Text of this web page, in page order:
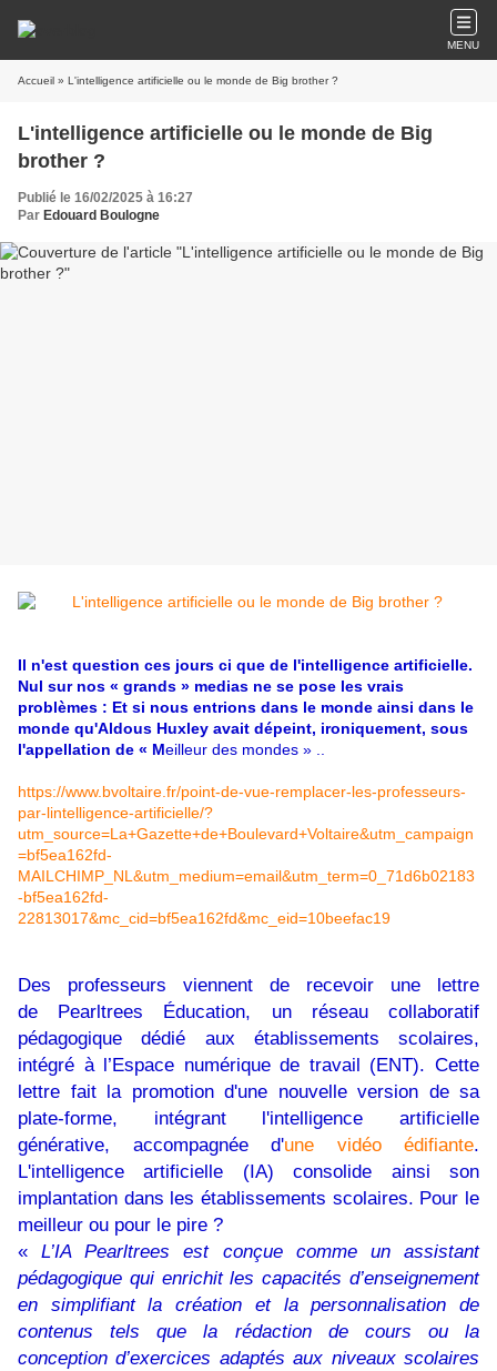
MENU
Accueil » L'intelligence artificielle ou le monde de Big brother ?
L'intelligence artificielle ou le monde de Big
brother ?
Publié le 16/02/2025 à 16:27
Par Edouard Boulogne
Il n'est question ces jours ci que de l'intelligence artificielle.
Nul sur nos « grands » medias ne se pose les vrais
problèmes : Et si nous entrions dans le monde ainsi dans le
monde qu'Aldous Huxley avait dépeint, ironiquement, sous
l'appellation de « Meilleur des mondes » ..
https://www.bvoltaire.fr/point-de-vue-remplacer-les-professeurs-
par-lintelligence-artificielle/?
utm_source=La+Gazette+de+Boulevard+Voltaire&utm_campaign
=bf5ea162fd-
MAILCHIMP_NL&utm_medium=email&utm_term=0_71d6b02183
-bf5ea162fd-
22813017&mc_cid=bf5ea162fd&mc_eid=10beefac19
Des professeurs viennent de recevoir une lettre
de Pearltrees Éducation, un réseau collaboratif
pédagogique dédié aux établissements scolaires,
intégré à l’Espace numérique de travail (ENT). Cette
lettre fait la promotion d'une nouvelle version de sa
plate-forme, intégrant l'intelligence artificielle
générative, accompagnée d'une vidéo édifiante.
L'intelligence artificielle (IA) consolide ainsi son
implantation dans les établissements scolaires. Pour le
meilleur ou pour le pire ?
«L’IA Pearltrees est conçue comme un assistant
pédagogique qui enrichit les capacités d’enseignement
en simplifiant la création et la personnalisation de
contenus tels que la rédaction de cours ou la
conception d’exercices adaptés aux niveaux scolaires